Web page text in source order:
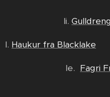
Ii.
I. Haukur fra Blacklake
Ie. Fagri